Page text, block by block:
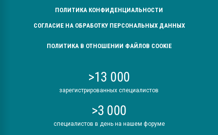
ПОЛИТИКА КОНФИДЕНЦИАЛЬНОСТИ
СОГЛАСИЕ НА ОБРАБОТКУ ПЕРСОНАЛЬНЫХ ДАННЫХ
ПОЛИТИКА В ОТНОШЕНИИ ФАЙЛОВ COOKIE
>13 000
зарегистрированных специалистов
>3 000
специалистов в день на нашем форуме